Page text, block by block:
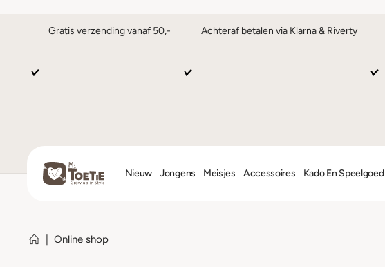
Gratis verzending vanaf 50,- Achteraf betalen via Klarna & Riverty
Nieuw Jongens Meisjes Accessoires Kado En Speelgoed
Online shop